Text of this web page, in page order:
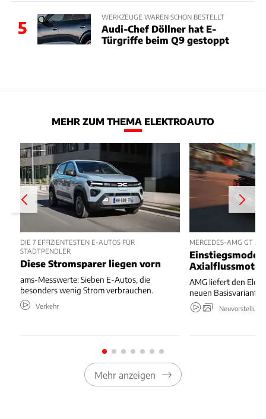
5
WERKZEUGE WAREN SCHON BESTELLT
Audi-Chef Döllner hat E-
Türgriffe beim Q9 gestoppt
MEHR ZUM THEMA ELEKTROAUTO
DIE 7 EFFIZIENTESTEN E-AUTOS FÜR
STADTPENDLER
Diese Stromsparer liegen vorn
ams-Messwerte: Sieben E-Autos, die
besonders wenig Strom verbrauchen.
Verkehr
MERCEDES-AMG GT 53
Einstiegsmodell
AMG liefert den
neuen Basisvariante.
Mehr anzeigen